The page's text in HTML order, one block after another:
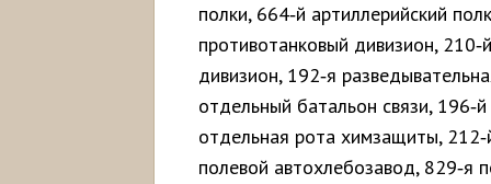
полки, 664‑й артиллерийский
противотанковый дивизион,
дивизион, 192‑я
отдельный батальон связи,
отдельная рота химзащиты,
полевой автохлебозавод, 829‑я